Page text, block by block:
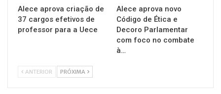
Alece aprova criação de
37 cargos efetivos de
professor para a Uece
Alece aprova novo
Código de Ética e
Decoro Parlamentar
com foco no combate
à…
ANTERIOR PRÓXIMA